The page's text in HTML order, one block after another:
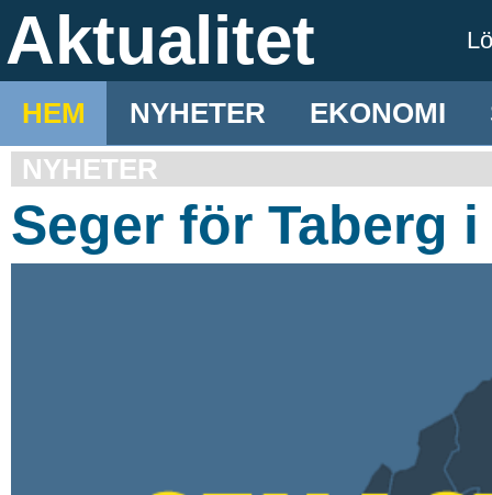
Aktualitet
HEM NYHETER EKONOMI
NYHETER
Seger för Taberg